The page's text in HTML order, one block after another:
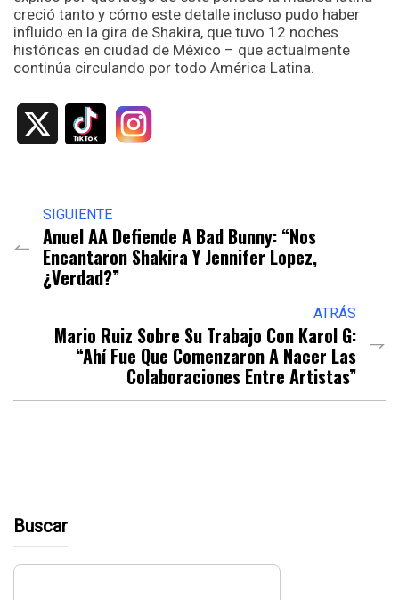
creció tanto y cómo este detalle incluso pudo haber
influido en la gira de Shakira, que tuvo 12 noches
históricas en ciudad de México – que actualmente
continúa circulando por todo América Latina.
SIGUIENTE
Anuel AA Defiende A Bad Bunny: “Nos
Encantaron Shakira Y Jennifer Lopez,
¿verdad?”
ATRÁS
Mario Ruiz Sobre Su Trabajo Con Karol G:
“Ahí Fue Que Comenzaron A Nacer Las
Colaboraciones Entre Artistas”
Buscar